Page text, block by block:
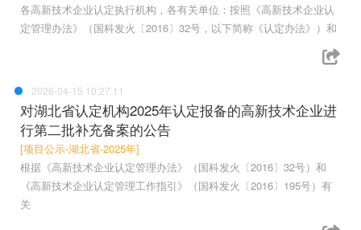
各高新技术企业认定执行机构，各有关单位：按照《高新技术企业认
定管理办法》（国科发火〔2016〕32号，以下简称《认定办法》）和
2026-04-15 10:27:11
对湖北省认定机构2025年认定报备的高新技术企业进
行第二批补充备案的公告
[项目公示-湖北省-2025年]
根据《高新技术企业认定管理办法》（国科发火〔2016〕32号）和
《高新技术企业认定管理工作指引》（国科发火〔2016〕195号）有
关